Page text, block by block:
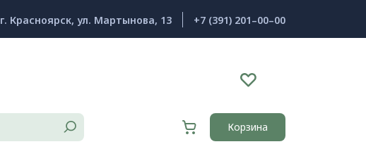
г. Красноярск, ул. Мартынова, 13 +7 (391) 201–00–00
Корзина